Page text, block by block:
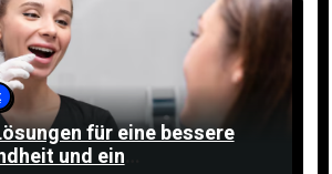
für eine bessere
und ein